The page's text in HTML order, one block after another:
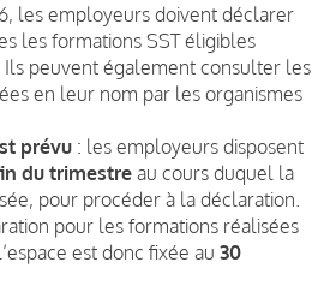
les employeurs doivent déclarer
les formations SST éligibles
Ils peuvent également consulter les
en leur nom par les organismes
prévu : les employeurs disposent
du trimestre au cours duquel la
pour procéder à la déclaration.
pour les formations réalisées
est donc fixée au 30